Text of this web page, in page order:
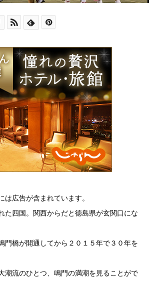
広告が含まれています。
た四国。関西からだと徳島県が玄関口にな
門橋が開通してから２０１５年で３０年を
潮流のひとつ、鳴門の満潮を見ることがで